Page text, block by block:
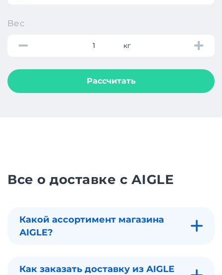
Вес
кг
Рассчитать
Все о доставке с АIGLE
Какой ассортимент магазина
АIGLE?
Как заказать доставку из АIGLE